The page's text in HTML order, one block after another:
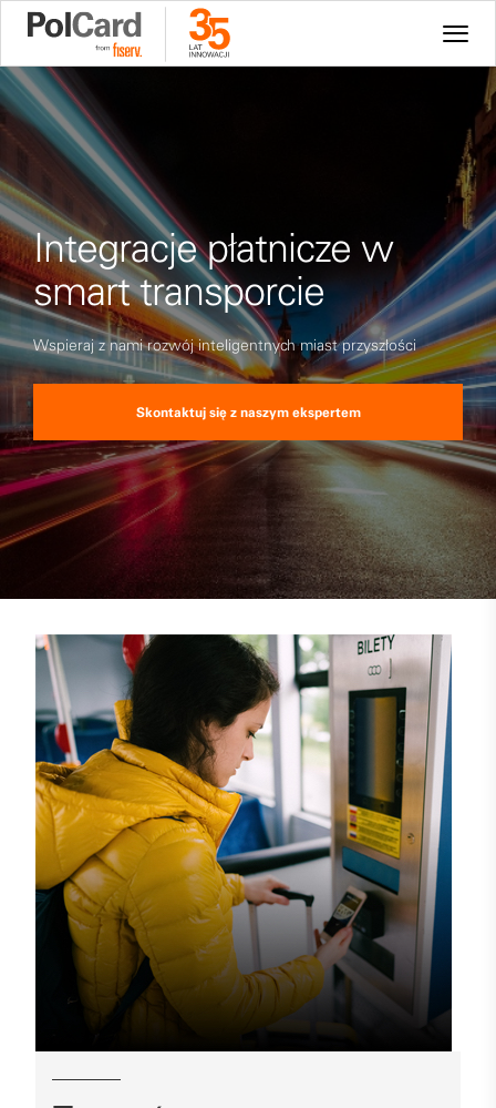
Integracje płatnicze w
smart transporcie
Wspieraj z nami rozwój inteligentnych miast przyszłości
Skontaktuj się z naszym ekspertem